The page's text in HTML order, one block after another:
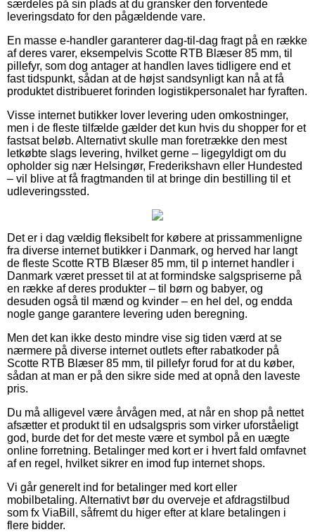
særdeles på sin plads at du gransker den forventede
leveringsdato for den pågældende vare.
En masse e-handler garanterer dag-til-dag fragt på en række
af deres varer, eksempelvis Scotte RTB Blæser 85 mm, til
pillefyr, som dog antager at handlen laves tidligere end et
fast tidspunkt, sådan at de højst sandsynligt kan nå at få
produktet distribueret forinden logistikpersonalet har fyraften.
Visse internet butikker lover levering uden omkostninger,
men i de fleste tilfælde gælder det kun hvis du shopper for et
fastsat beløb. Alternativt skulle man foretrække den mest
letkøbte slags levering, hvilket gerne – ligegyldigt om du
opholder sig nær Helsingør, Frederikshavn eller Hundested
– vil blive at få fragtmanden til at bringe din bestilling til et
udleveringssted.
Det er i dag vældig fleksibelt for købere at prissammenligne
fra diverse internet butikker i Danmark, og herved har langt
de fleste Scotte RTB Blæser 85 mm, til p internet handler i
Danmark været presset til at at formindske salgspriserne på
en række af deres produkter – til børn og babyer, og
desuden også til mænd og kvinder – en hel del, og endda
nogle gange garantere levering uden beregning.
Men det kan ikke desto mindre vise sig tiden værd at se
nærmere på diverse internet outlets efter rabatkoder på
Scotte RTB Blæser 85 mm, til pillefyr forud for at du køber,
sådan at man er på den sikre side med at opnå den laveste
pris.
Du må alligevel være årvågen med, at når en shop på nettet
afsætter et produkt til en udsalgspris som virker uforståeligt
god, burde det for det meste være et symbol på en uægte
online forretning. Betalinger med kort er i hvert fald omfavnet
af en regel, hvilket sikrer en imod fup internet shops.
Vi går generelt ind for betalinger med kort eller
mobilbetaling. Alternativt bør du overveje et afdragstilbud
som fx ViaBill, såfremt du higer efter at klare betalingen i
flere bidder.